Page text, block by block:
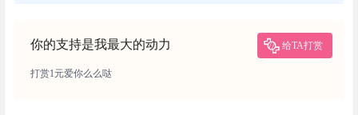
你的支持是我最大的动力 给TA打赏
打赏1元爱你么么哒